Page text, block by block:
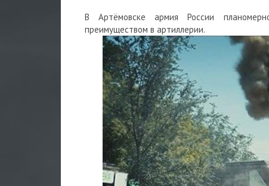
В Артёмовске армия России
преимуществом в артиллерии.